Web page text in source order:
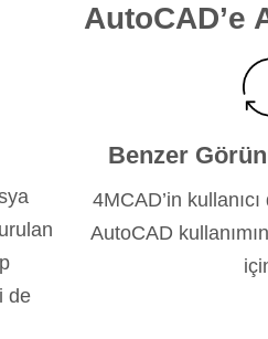
AutoCAD’e
de
Benzer
4MCAD’in
AutoCAD